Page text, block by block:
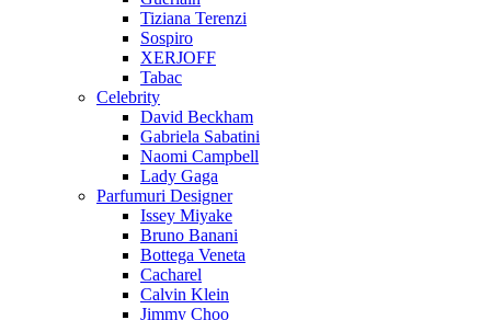
Tiziana Terenzi
Sospiro
XERJOFF
Tabac
Celebrity
David Beckham
Gabriela Sabatini
Naomi Campbell
Lady Gaga
Parfumuri Designer
Issey Miyake
Bruno Banani
Bottega Veneta
Cacharel
Calvin Klein
Jimmy Choo